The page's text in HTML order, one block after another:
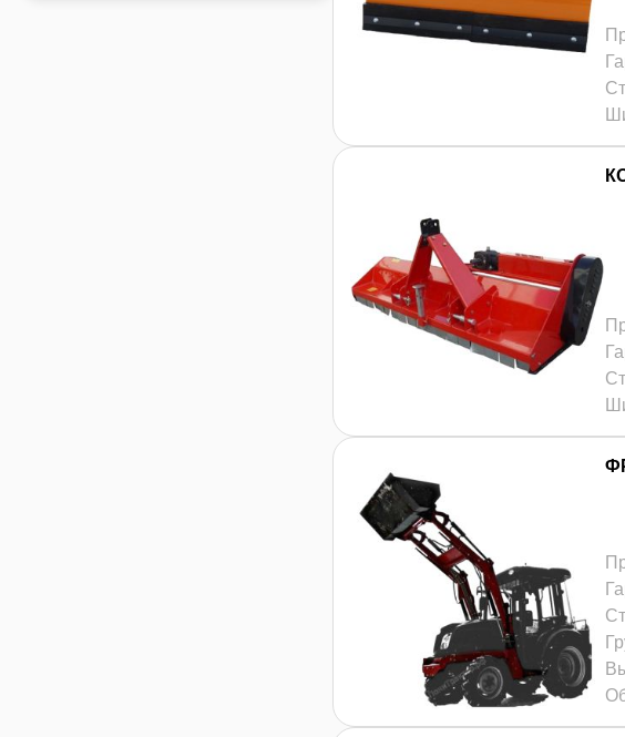
Выбирая Промагро, вы выбираете
сами и дайте вашему бизнесу новые
Промагро – сила в надежности!